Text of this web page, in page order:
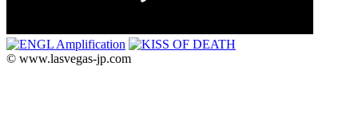
© www.lasvegas-jp.com